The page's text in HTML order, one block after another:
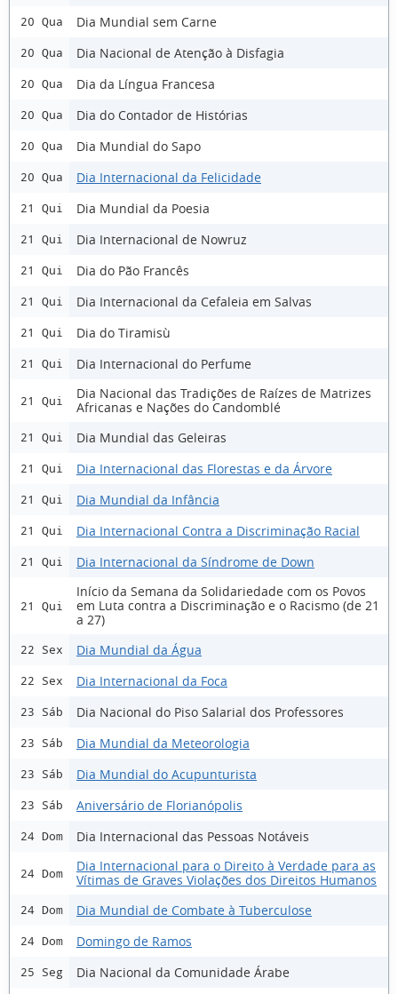
20 Qua Dia Mundial sem Carne
20 Qua Dia Nacional de Atenção à Disfagia
20 Qua Dia da Língua Francesa
20 Qua Dia do Contador de Histórias
20 Qua Dia Mundial do Sapo
20 Qua Dia Internacional da Felicidade
21 Qui Dia Mundial da Poesia
21 Qui Dia Internacional de Nowruz
21 Qui Dia do Pão Francês
21 Qui Dia Internacional da Cefaleia em Salvas
21 Qui Dia do Tiramisù
21 Qui Dia Internacional do Perfume
21 Qui
Dia Nacional das Tradições de Raízes de Matrizes
Africanas e Nações do Candomblé
21 Qui Dia Mundial das Geleiras
21 Qui Dia Internacional das Florestas e da Árvore
21 Qui Dia Mundial da Infância
21 Qui Dia Internacional Contra a Discriminação Racial
21 Qui Dia Internacional da Síndrome de Down
21 Qui
Início da Semana da Solidariedade com os Povos
em Luta contra a Discriminação e o Racismo (de 21
a 27)
22 Sex Dia Mundial da Água
22 Sex Dia Internacional da Foca
23 Sáb Dia Nacional do Piso Salarial dos Professores
23 Sáb Dia Mundial da Meteorologia
23 Sáb Dia Mundial do Acupunturista
23 Sáb Aniversário de Florianópolis
24 Dom Dia Internacional das Pessoas Notáveis
24 Dom
Dia Internacional para o Direito à Verdade para as
Vítimas de Graves Violações dos Direitos Humanos
24 Dom Dia Mundial de Combate à Tuberculose
24 Dom Domingo de Ramos
25 Seg
Dia Nacional da Comunidade Árabe